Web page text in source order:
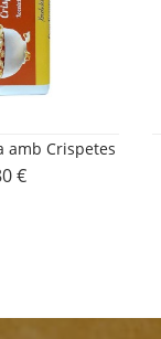
amb Crispetes
€